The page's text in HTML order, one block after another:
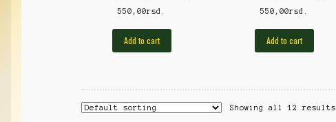
550,00rsd.
Add to cart
550,00rsd.
Add to cart
Showing all 12 results